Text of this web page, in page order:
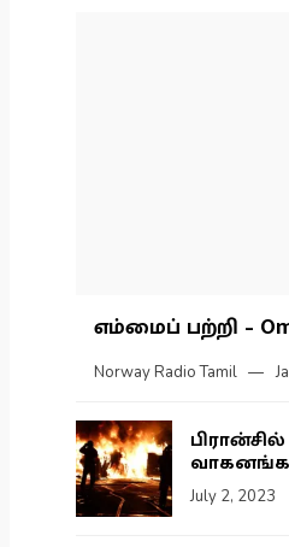
எம்மைப் பற்றி –
Norway Radio Tamil
July 2, 2023